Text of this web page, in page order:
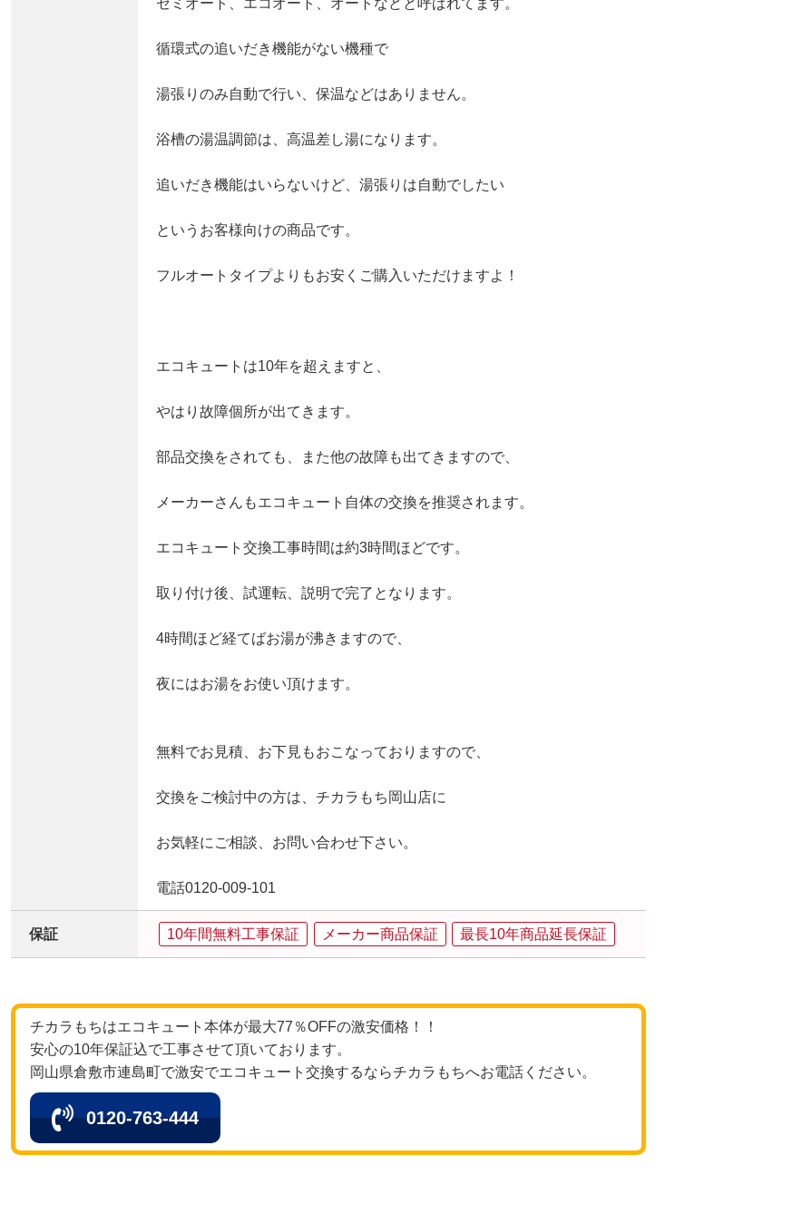
セミオート、エコオート、オートなどと呼ばれてます。
循環式の追いだき機能がない機種で
湯張りのみ自動で行い、保温などはありません。
浴槽の湯温調節は、高温差し湯になります。
追いだき機能はいらないけど、湯張りは自動でしたい
というお客様向けの商品です。
フルオートタイプよりもお安くご購入いただけますよ！
エコキュートは10年を超えますと、
やはり故障個所が出てきます。
部品交換をされても、また他の故障も出てきますので、
メーカーさんもエコキュート自体の交換を推奨されます。
エコキュート交換工事時間は約3時間ほどです。
取り付け後、試運転、説明で完了となります。
4時間ほど経てばお湯が沸きますので、
夜にはお湯をお使い頂けます。
無料でお見積、お下見もおこなっておりますので、
交換をご検討中の方は、チカラもち岡山店に
お気軽にご相談、お問い合わせ下さい。
電話0120-009-101
保証 10年間無料工事保証 メーカー商品保証 最長10年商品延長保証
チカラもちはエコキュート本体が最大77％OFFの激安価格！！
安心の10年保証込で工事させて頂いております。
岡山県倉敷市連島町で激安でエコキュート交換するならチカラもちへお電話ください。
0120-763-444